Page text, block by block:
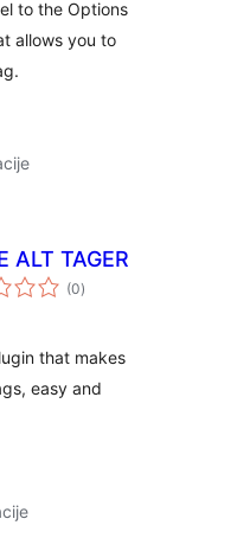
to the Options
allows you to
ALT TAGER
(0ukupna
ocijena
)
that makes
easy and